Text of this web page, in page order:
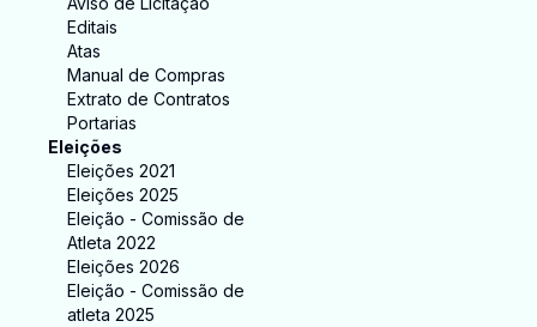
Editais
Atas
Manual de Compras
Extrato de Contratos
Portarias
Eleições
Eleições 2021
Eleições 2025
Eleição - Comissão de
Atleta 2022
Eleições 2026
Eleição - Comissão de
atleta 2025